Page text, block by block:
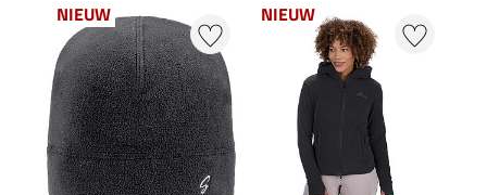
NIEUW NIEUW